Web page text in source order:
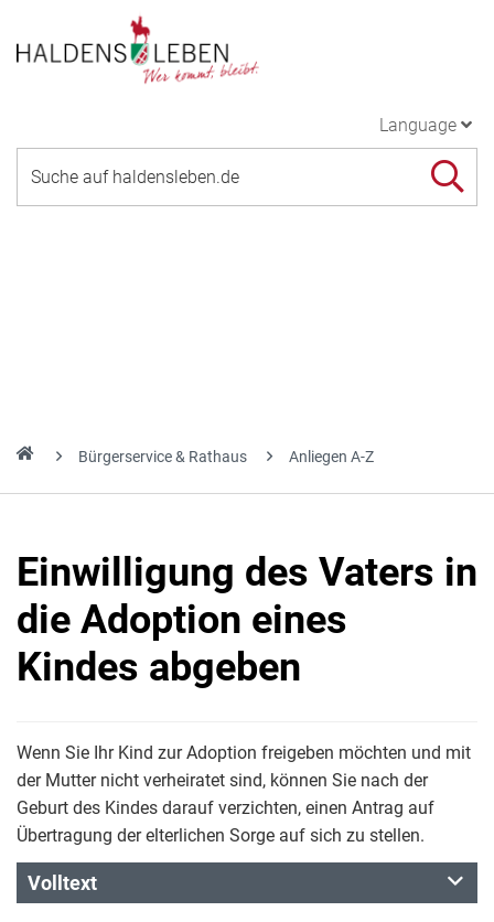
Language
Bürgerservice & Rathaus Anliegen A-Z
Einwilligung des Vaters in
die Adoption eines
Kindes abgeben
Wenn Sie Ihr Kind zur Adoption freigeben möchten und mit
der Mutter nicht verheiratet sind, können Sie nach der
Geburt des Kindes darauf verzichten, einen Antrag auf
Übertragung der elterlichen Sorge auf sich zu stellen.
Volltext